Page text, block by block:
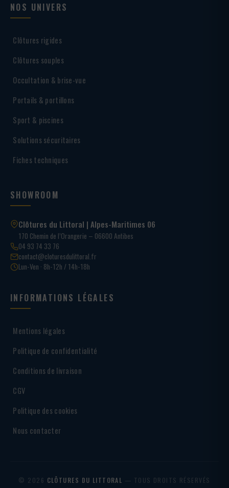
NOS UNIVERS
Clôtures rigides
Clôtures souples
Occultation & brise-vue
Portails & portillons
Sport & piscines
Solutions sécuritaires
Fiches techniques
SHOWROOM
Clôtures du Littoral | Alpes-Maritimes 06
170 Chemin de l’Orangerie – 06600 Antibes
04 93 74 33 76
contact@cloturesdulittoral.fr
Lun-Ven · 8h-12h / 14h-18h
INFORMATIONS LÉGALES
Mentions légales
Politique de confidentialité
Conditions de livraison
CGV
Politique des cookies
Nous contacter
© 2026 CLÔTURES DU LITTORAL — TOUS DROITS RÉSERVÉS